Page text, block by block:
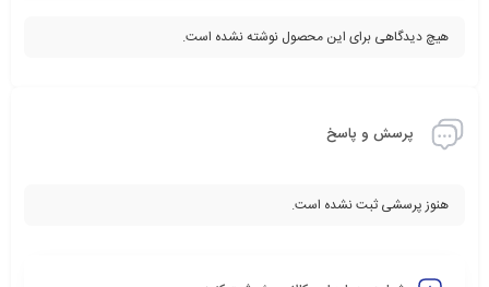
هیچ دیدگاهی برای این محصول نوشته نشده است.
پرسش و پاسخ
هنوز پرسشی ثبت نشده است.